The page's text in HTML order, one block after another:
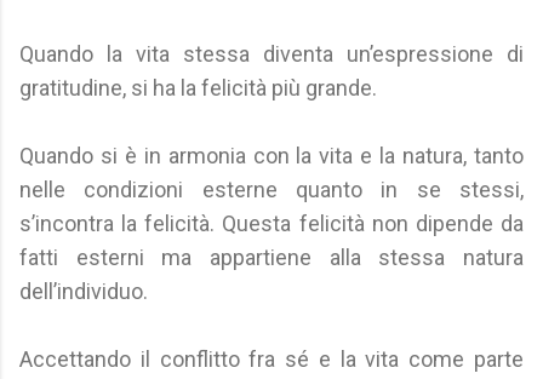
Quando la vita stessa diventa un’espressione di
gratitudine, si ha la felicità più grande.
Quando si è in armonia con la vita e la natura, tanto
nelle condizioni esterne quanto in se stessi,
s’incontra la felicità. Questa felicità non dipende da
fatti esterni ma appartiene alla stessa natura
dell’individuo.
Accettando il conflitto fra sé e la vita come parte